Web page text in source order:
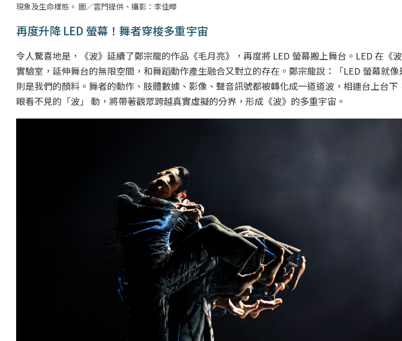
現象及生命樣態。 圖／雲門提供、攝影：李佳曄
再度升降 LED 螢幕！舞者穿梭多重宇宙
令人驚喜地是，《波》延續了鄭宗龍的作品《毛月亮》，再度將 LED 螢幕搬上舞台。LED 在《
實驗室，延伸舞台的無限空間，和舞蹈動作產生融合又對立的存在。鄭宗龍說：「LED 螢幕就
則是我們的顏料。舞者的動作、肢體數據、影像、聲音訊號都被轉化成一道道波，相連台上台
眼看不見的「波」 動，將帶著觀眾跨越真實虛擬的分界，形成《波》的多重宇宙。